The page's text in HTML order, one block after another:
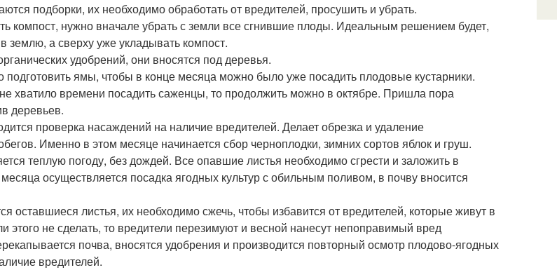
подборки, их необходимо обработать от вредителей, просушить и убрать.
компост, нужно вначале убрать с земли все сгнившие плоды. Идеальным решением будет,
землю, а сверху уже укладывать компост.
удобрений, они вносятся под деревья.
подготовить ямы, чтобы в конце месяца можно было уже посадить плодовые кустарники.
хватило времени посадить саженцы, то продолжить можно в октябре. Пришла пора
деревьев.
проверка насаждений на наличие вредителей. Делает обрезка и удаление
Именно в этом месяце начинается сбор черноплодки, зимних сортов яблок и груш.
теплую погоду, без дождей. Все опавшие листья необходимо сгрести и заложить в
осуществляется посадка ягодных культур с обильным поливом, в почву вносится
оставшиеся листья, их необходимо сжечь, чтобы избавится от вредителей, которые живут в
этого не сделать, то вредители перезимуют и весной нанесут непоправимый вред
почва, вносятся удобрения и производится повторный осмотр плодово-ягодных
вредителей.